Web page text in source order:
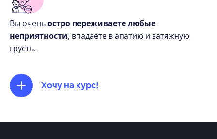
Вы оченьостро переживаете любые
неприятности, впадаете в апатию и затяжную
грусть.
Хочу на курс!